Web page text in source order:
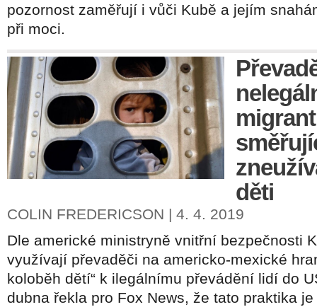
pozornost zaměřují i vůči Kubě a jejím
při moci.
děti
COLIN FREDERICSON | 4. 4. 2019
Dle americké ministryně vnitřní bezpečnosti
využívají převaděči na americko-mexické
koloběh dětí“ k ilegálnímu převádění lidí do
dubna řekla pro Fox News, že tato praktika